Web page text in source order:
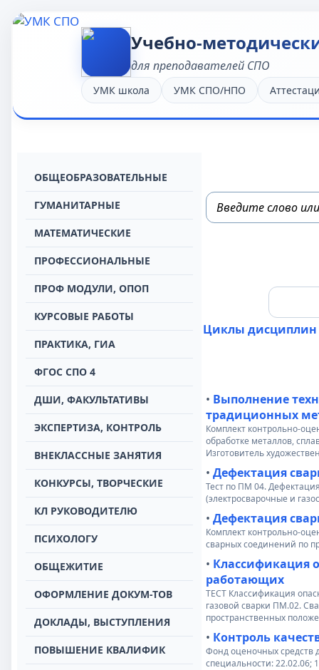
Учебно-
для преподавателей СПО
УМК школа УМК СПО/НПО
OБЩЕОБРАЗОВАТЕЛЬНЫЕ
ГУМАНИТАРНЫЕ
МАТЕМАТИЧЕСКИЕ
ПРОФЕССИОНАЛЬНЫЕ
ПРОФ МОДУЛИ, ОПОП
КУРСОВЫЕ РАБОТЫ
ПРАКТИКА, ГИА
ФГОС СПО 4
ДШИ, ФАКУЛЬТАТИВЫ
ЭКСПЕРТИЗА, КОНТРОЛЬ
ВНЕКЛАССНЫЕ ЗАНЯТИЯ
КОНКУРСЫ, ТВОРЧЕСКИЕ
КЛ РУКОВОДИТЕЛЮ
ПСИХОЛОГУ
ОБЩЕЖИТИЕ
ОФОРМЛЕНИЕ ДОКУМ-ТОВ
ДОКЛАДЫ, ВЫСТУПЛЕНИЯ
ПОВЫШЕНИЕ КВАЛИФИК
Циклы дисциплин
• Выполнение
традиционных
Комплект контрольно-
обработке металлов,
Изготовитель
• Дефектация
Тест по ПМ 04.
(электросварочные и
• Дефектация
Комплект контрольно-
сварных соединений по
• Классификация
работающих
ТЕСТ Классификация
газовой сварки ПМ.02.
пространственных
• Контроль
Фонд оценочных средств
специальности: 22.02.06;